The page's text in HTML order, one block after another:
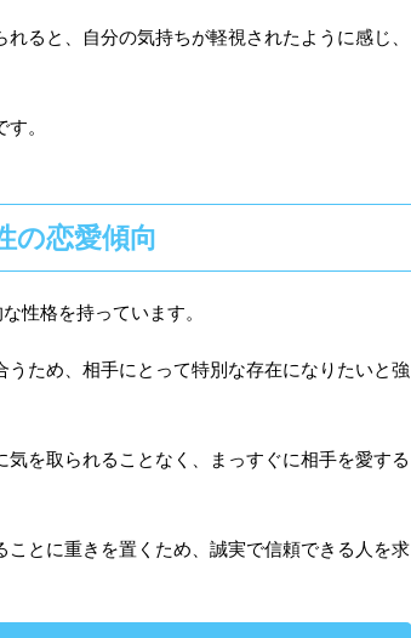
ると、自分の気持ちが軽視されたように感じ、
。
の恋愛傾向
性格を持っています。
ため、相手にとって特別な存在になりたいと強
を取られることなく、まっすぐに相手を愛する
とに重きを置くため、誠実で信頼できる人を求